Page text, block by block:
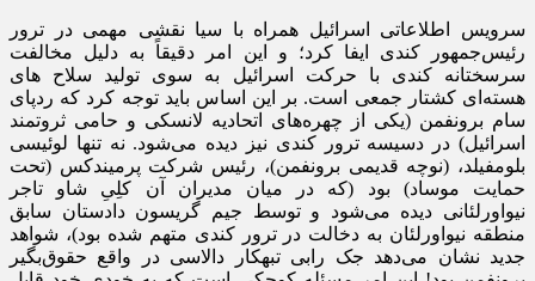
سرویس اطلاعاتی اسرائیل همراه با سیا نقشی مهمی در ترور
رئیس‌جمهور کندی ایفا کرد؛ و این امر دقیقاً به دلیل مخالفت
سرسختانه کندی با حرکت اسرائیل به سوی تولید سلاح ‌های
هسته‌ای کشتار جمعی است. بر این اساس باید توجه کرد که ردپای
سام برونفمن (یکی از چهره‌های اتحادیه لانسکی و حامی ثروتمند
اسرائیل) در دسیسه ترور کندی نیز دیده می‌شود. نه تنها لوئیسی
بلومفیلد، (نوچه قدیمی برونفمن)، رئیس شرکت پرمیندکس (تحت
حمایت موساد) بود (که در میان مدیران آن کلِیِ شاو تاجر
نیواورلئانی دیده می‌شود و توسط جیم گریسون دادستان سابق
منطقه نیواورلئان به دخالت در ترور کندی متهم شده بود)، شواهد
جدید نشان می‌دهد جک رابی تبهکار دالاسی در واقع حقوق‌بگیر